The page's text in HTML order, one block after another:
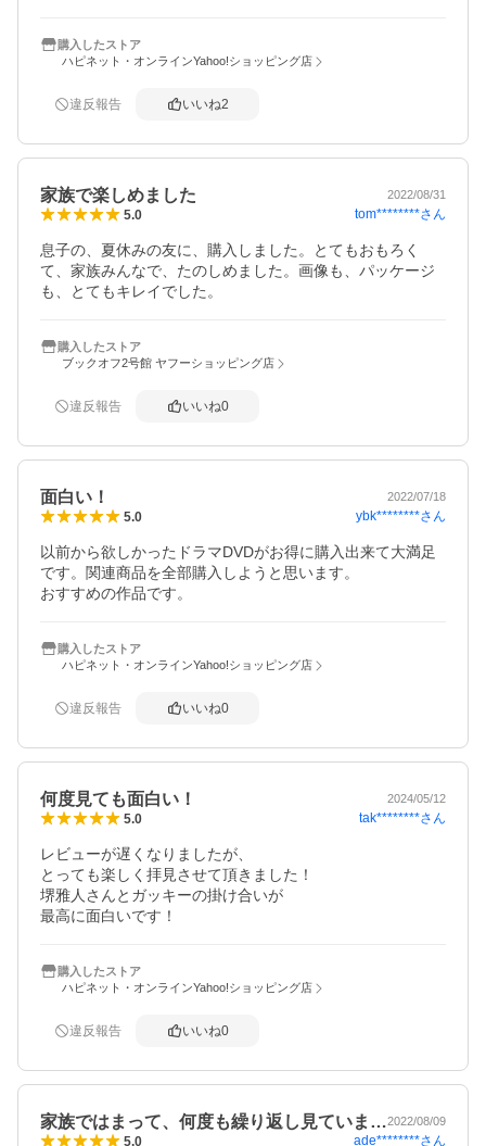
購入したストア
ハピネット・オンラインYahoo!ショッピング店
違反報告 いいね2
家族で楽しめました 2022/08/31
5.0 tom********さん
息子の、夏休みの友に、購入しました。とてもおもろく
て、家族みんなで、たのしめました。画像も、パッケージ
も、とてもキレイでした。
購入したストア
ブックオフ2号館 ヤフーショッピング店
違反報告 いいね0
面白い！ 2022/07/18
5.0 ybk********さん
以前から欲しかったドラマDVDがお得に購入出来て大満足
です。関連商品を全部購入しようと思います。
おすすめの作品です。
購入したストア
ハピネット・オンラインYahoo!ショッピング店
違反報告 いいね0
何度見ても面白い！ 2024/05/12
5.0 tak********さん
レビューが遅くなりましたが、
とっても楽しく拝見させて頂きました！
堺雅人さんとガッキーの掛け合いが
最高に面白いです！
購入したストア
ハピネット・オンラインYahoo!ショッピング店
違反報告 いいね0
家族ではまって、何度も繰り返し見ていま…2022/08/09
5.0 ade********さん